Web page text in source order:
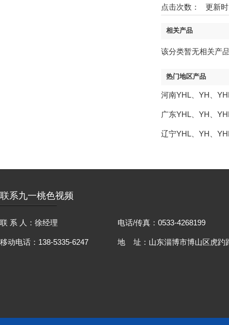
点击次数： 更新
相关产品
该分类暂无相关产
热门地区产品
河南YHL、YH、
广东YHL、YH、
辽宁YHL、YH、
联系九一桃色视频
联 系 人：徐经理
移动电话：138-5335-6247
电话/传真：0533-4268199
地 址：山东淄博市博山区虎趵